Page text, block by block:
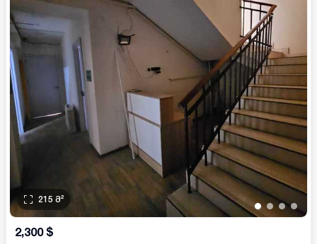
••••
215 მ²
2,300 $